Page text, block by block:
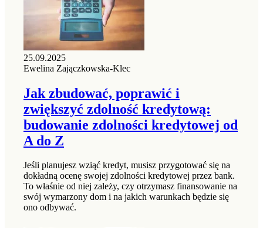
25.09.2025
Ewelina Zajączkowska-Klec
Jak zbudować, poprawić i
zwiększyć zdolność kredytową:
budowanie zdolności kredytowej od
A do Z
Jeśli planujesz wziąć kredyt, musisz przygotować się na
dokładną ocenę swojej zdolności kredytowej przez bank.
To właśnie od niej zależy, czy otrzymasz finansowanie na
swój wymarzony dom i na jakich warunkach będzie się
ono odbywać.